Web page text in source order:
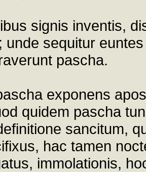
signis inventis,
unde sequitur
pascha.
exponens
quidem pascha
sancitum,
hac tamen
immolationis,